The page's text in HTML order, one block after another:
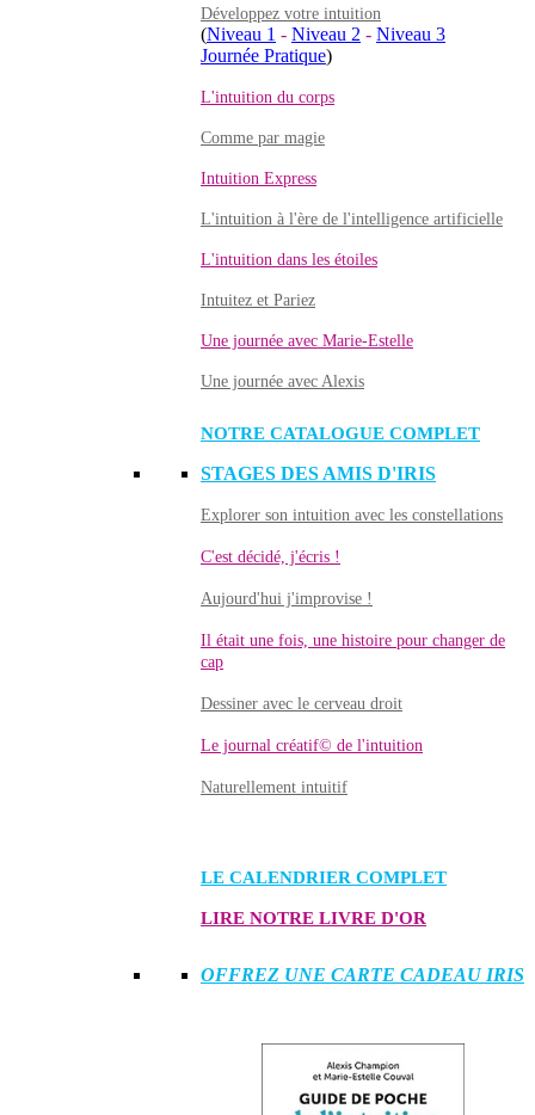
Développez votre intuition
(Niveau 1 - Niveau 2 - Niveau 3
Journée Pratique)
L'intuition du corps
Comme par magie
Intuition Express
L'intuition à l'ère de l'intelligence artificielle
L'intuition dans les étoiles
Intuitez et Pariez
Une journée avec Marie-Estelle
Une journée avec Alexis
NOTRE CATALOGUE COMPLET
STAGES DES AMIS D'IRIS
Explorer son intuition avec les constellations
C'est décidé, j'écris !
Aujourd'hui j'improvise !
Il était une fois, une histoire pour changer de
cap
Dessiner avec le cerveau droit
Le journal créatif© de l'intuition
Naturellement intuitif
LE CALENDRIER COMPLET
LIRE NOTRE LIVRE D'OR
OFFREZ UNE CARTE CADEAU IRIS